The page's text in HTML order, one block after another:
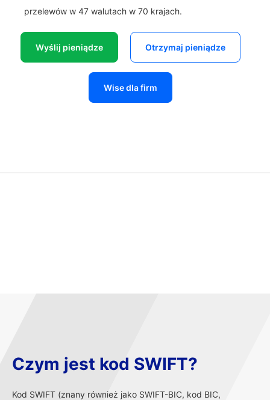
przelewów w 47 walutach w 70 krajach.
Wyślij pieniądze Otrzymaj pieniądze
Wise dla firm
Czym jest kod SWIFT?
Kod SWIFT (znany również jako SWIFT-BIC, kod BIC,